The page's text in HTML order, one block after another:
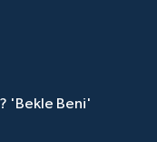
'Bekle Beni'